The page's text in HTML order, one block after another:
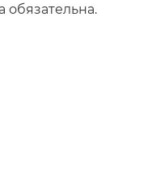
обязательна.